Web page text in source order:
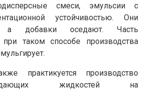
смеси, эмульсии с
устойчивостью. Они
а добавки оседают. Часть
при таком способе производства
практикуется производство
жидкостей на